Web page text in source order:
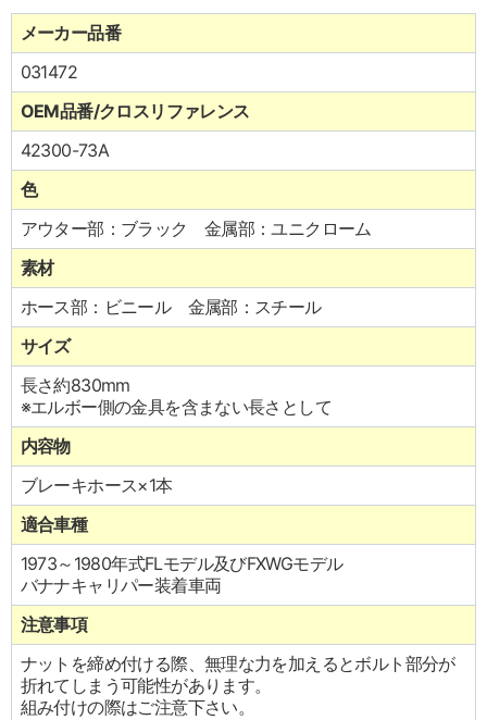
メーカー品番
031472
OEM品番/クロスリファレンス
42300-73A
色
アウター部：ブラック 金属部：ユニクローム
素材
ホース部：ビニール 金属部：スチール
サイズ
長さ約830mm
※エルボー側の金具を含まない長さとして
内容物
ブレーキホース×1本
適合車種
1973～1980年式FLモデル及びFXWGモデル
バナナキャリパー装着車両
注意事項
ナットを締め付ける際、無理な力を加えるとボルト部分が
折れてしまう可能性があります。
組み付けの際はご注意下さい。